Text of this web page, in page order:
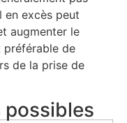
en excès peut
augmenter le
préférable de
de la prise de
possibles